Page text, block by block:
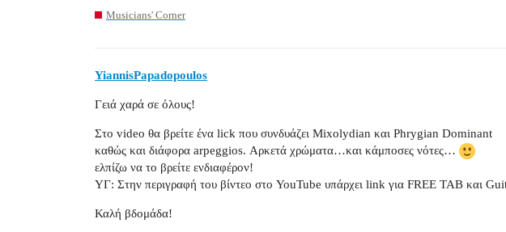
Musicians' Corner
YiannisPapadopoulos
Γειά χαρά σε όλους!
Στο video θα βρείτε ένα lick που συνδυάζει Mixolydian και Phrygian Dominant
καθώς και διάφορα arpeggios. Αρκετά χρώματα…και κάμποσες νότες…
ελπίζω να το βρείτε ενδιαφέρον!
ΥΓ: Στην περιγραφή του βίντεο στο YouTube υπάρχει link για FREE TAB και
Καλή βδομάδα!